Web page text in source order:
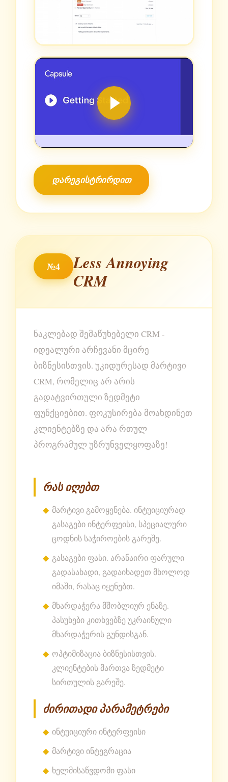
დარეგისტრირდით
№4
Less Annoying
CRM
ნაკლებად შემაწუხებელი CRM -
იდეალური არჩევანი მცირე
ბიზნესისთვის. უკიდურესად მარტივი
CRM, რომელიც არ არის
გადატვირთული ზედმეტი
ფუნქციებით. ფოკუსირება მოახდინეთ
კლიენტებზე და არა რთულ
პროგრამულ უზრუნველყოფაზე!
რას იღებთ
მარტივი გამოყენება. ინტუიციურად
გასაგები ინტერფეისი, სპეციალური
ცოდნის საჭიროების გარეშე.
გასაგები ფასი. არანაირი ფარული
გადასახადი, გადაიხადეთ მხოლოდ
იმაში, რასაც იყენებთ.
მხარდაჭერა მშობლიურ ენაზე.
პასუხები კითხვებზე უკრაინული
მხარდაჭერის გუნდისგან.
ოპტიმიზაცია ბიზნესისთვის.
კლიენტების მართვა ზედმეტი
სირთულის გარეშე.
ძირითადი პარამეტრები
ინტუიციური ინტერფეისი
მარტივი ინტეგრაცია
ხელმისაწვდომი ფასი